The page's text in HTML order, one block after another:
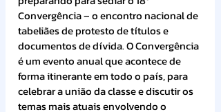
Convergência – o encontro nacional de
tabeliães de protesto de títulos e
documentos de dívida. O Convergência
é um evento anual que acontece de
forma itinerante em todo o país, para
celebrar a união da classe e discutir os
temas mais atuais envolvendo o